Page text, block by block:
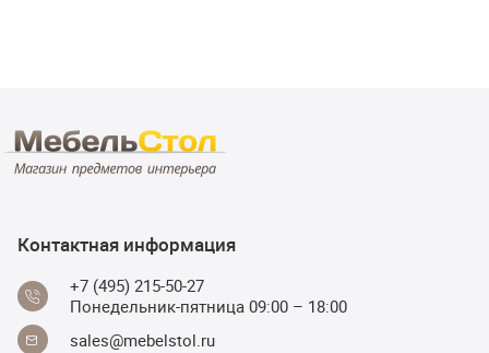
Контактная информация
+7 (495) 215-50-27
Понедельник-пятница 09:00 – 18:00
sales@mebelstol.ru